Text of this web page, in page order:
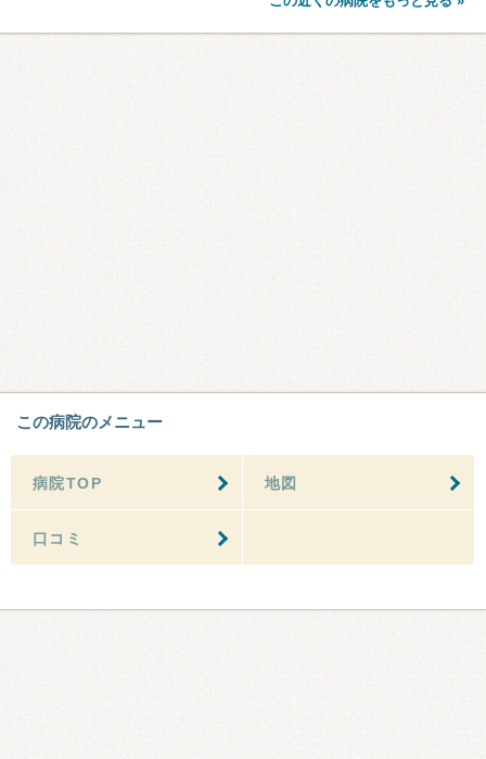
この病院のメニュー
病院TOP 地図
口コミ